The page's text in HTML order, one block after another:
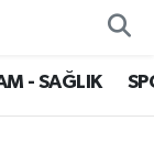
- SAĞLIK